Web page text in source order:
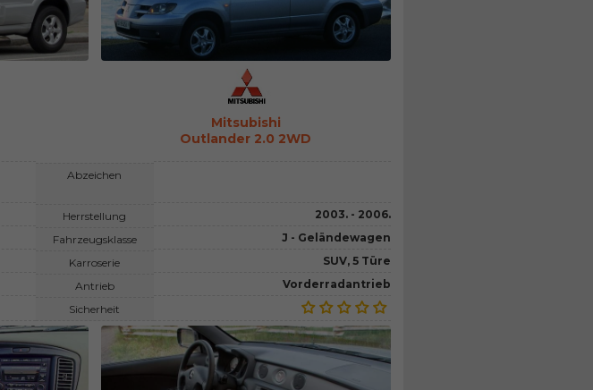
Mitsubishi
Outlander 2.0 2WD
Abzeichen
Herrstellung
Fahrzeugsklasse
Karroserie
Antrieb
Sicherheit
2003. - 2006.
J - Geländewagen
SUV, 5 Türe
Vorderradantrieb